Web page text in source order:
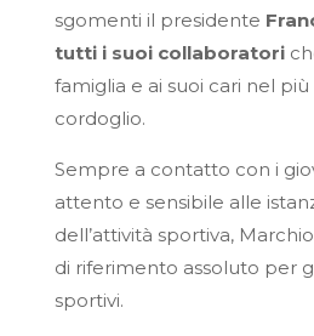
sgomenti il presidente
tutti i suoi collaboratori
famiglia e ai suoi cari nel
cordoglio.
Sempre a contatto con i
attento e sensibile alle
dell’attività sportiva,
di riferimento assoluto per
sportivi.